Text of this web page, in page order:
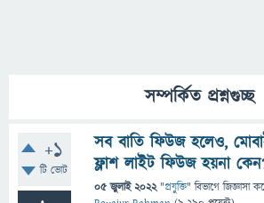
সম্পর্কিত প্রশ্নগুচ্ছ
+1
টি ভোট
সব বাতি ফিউজ হলেও,
ফ্লাশ লাইট ফিউজ হয়না
05 জুলাই 2022 "প্রযুক্তি" বিভাগে জিজ্ঞাসা